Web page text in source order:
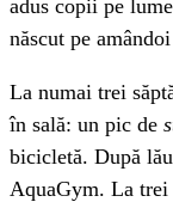
adus copii pe
născut pe
La numai trei
în sală: un pic de
bicicletă. După
AquaGym. La trei